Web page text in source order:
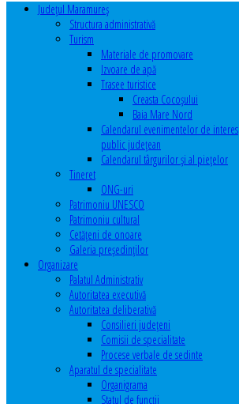
Judeţul Maramureş
Structura administrativă
Turism
Materiale de promovare
Izvoare de apă
Trasee turistice
Creasta Cocoșului
Baia Mare Nord
Calendarul evenimentelor de interes
public judeţean
Calendarul târgurilor şi al pieţelor
Tineret
ONG-uri
Patrimoniu UNESCO
Patrimoniu cultural
Cetăţeni de onoare
Galeria președinților
Organizare
Palatul Administrativ
Autoritatea executivă
Autoritatea deliberativă
Consilieri judeţeni
Comisii de specialitate
Procese verbale de sedinte
Aparatul de specialitate
Organigrama
Statul de funcții